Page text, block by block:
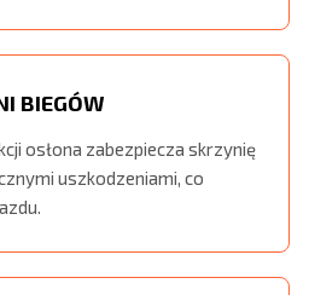
BIEGÓW
osłona zabezpiecza skrzynię
uszkodzeniami, co